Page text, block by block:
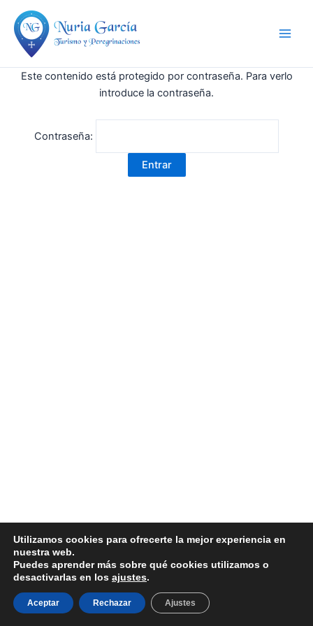
contenido
Este contenido está protegido por contraseña. Para verlo
introduce la contraseña.
Contraseña:
© 2026 NG-TURISMO Y PEREGRINACIONES SL
Aviso Legal|Política de Privacidad
Términos y Condiciones
Utilizamos cookies para ofrecerte la mejor experiencia en
nuestra web.
Puedes aprender más sobre qué cookies utilizamos o
desactivarlas en los ajustes.
Aceptar Rechazar Ajustes